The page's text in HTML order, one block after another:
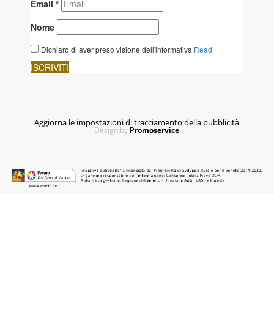
Aggiorna le impostazioni di tracciamento della pubblicità
Design by Promoservice